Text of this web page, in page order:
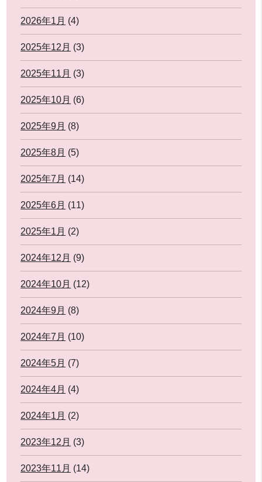
2026年1月 (4)
2025年12月 (3)
2025年11月 (3)
2025年10月 (6)
2025年9月 (8)
2025年8月 (5)
2025年7月 (14)
2025年6月 (11)
2025年1月 (2)
2024年12月 (9)
2024年10月 (12)
2024年9月 (8)
2024年7月 (10)
2024年5月 (7)
2024年4月 (4)
2024年1月 (2)
2023年12月 (3)
2023年11月 (14)